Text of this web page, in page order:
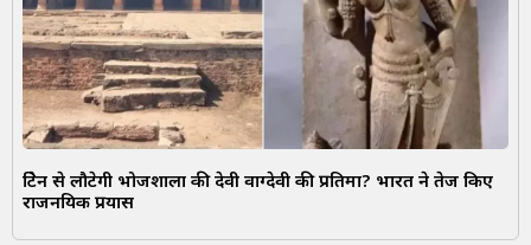
ब्रिटेन से लौटेगी भोजशाला की देवी वाग्देवी की प्रतिमा? भारत ने तेज किए
राजनयिक प्रयास